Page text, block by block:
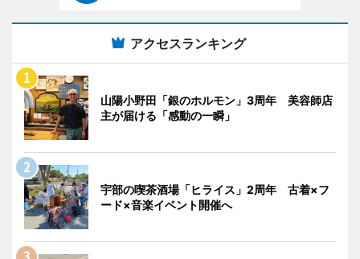
アクセスランキング
山陽小野田「銀のホルモン」3周年 美容師店
主が届ける「感動の一瞬」
宇部の喫茶酒場「ヒライス」2周年 古着×フ
ード×音楽イベント開催へ